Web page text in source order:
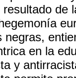
de
negras,
en la
y